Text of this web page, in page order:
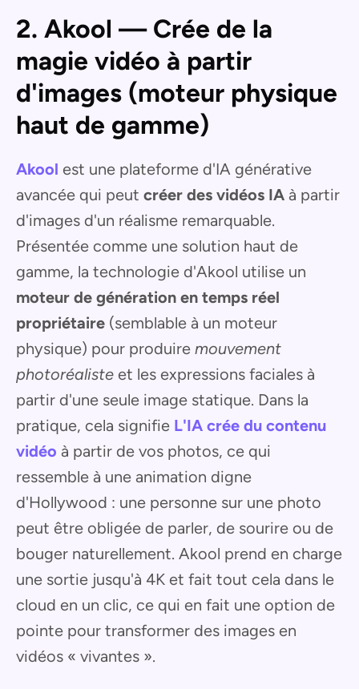
2. Akool — Crée de la
magie vidéo à partir
d'images (moteur physique
haut de gamme)
Akool est une plateforme d'IA générative
avancée qui peut créer des vidéos IA à partir
d'images d'un réalisme remarquable.
Présentée comme une solution haut de
gamme, la technologie d'Akool utilise un
moteur de génération en temps réel
propriétaire (semblable à un moteur
physique) pour produire mouvement
photoréaliste et les expressions faciales à
partir d'une seule image statique. Dans la
pratique, cela signifie L'IA crée du contenu
vidéo à partir de vos photos, ce qui
ressemble à une animation digne
d'Hollywood : une personne sur une photo
peut être obligée de parler, de sourire ou de
bouger naturellement. Akool prend en charge
une sortie jusqu'à 4K et fait tout cela dans le
cloud en un clic, ce qui en fait une option de
pointe pour transformer des images en
vidéos « vivantes ».